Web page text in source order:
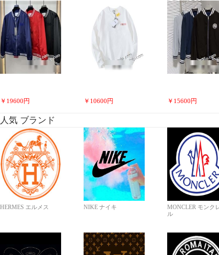
￥ 19600 円 ￥ 10600 円 ￥ 15600 円
人気 ブランド
HERMES エルメス NIKE ナイキ
MONCLER モンク
ル